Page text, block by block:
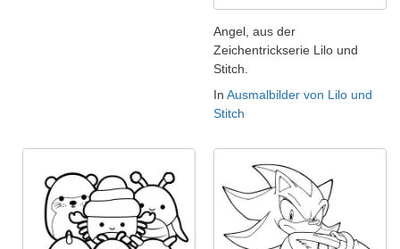
Angel, aus der
Zeichentrickserie Lilo und
Stitch.
In Ausmalbilder von Lilo und
Stitch